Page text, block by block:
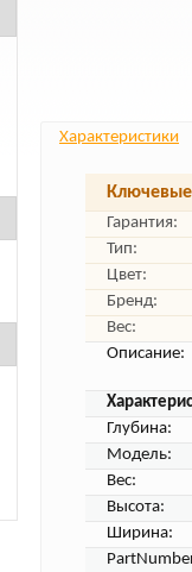
Характеристики
Ключевые
Гарантия:
Тип:
Цвет:
Бренд:
Вес:
Описание:
Глубина:
Модель:
Вес:
Высота:
Ширина: